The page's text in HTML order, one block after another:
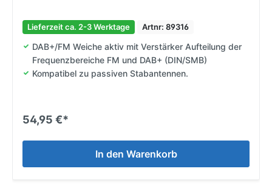
Lieferzeit ca. 2-3 Werktage Artnr: 89316
DAB+/FM Weiche aktiv mit Verstärker Aufteilung der
Frequenzbereiche FM und DAB+ (DIN/SMB)
Kompatibel zu passiven Stabantennen.
54,95 €*
In den Warenkorb